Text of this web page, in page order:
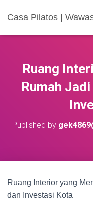
Casa Pilatos |
Ruang
Rumah
Published by
Ruang Interior yang
dan Investasi Kota